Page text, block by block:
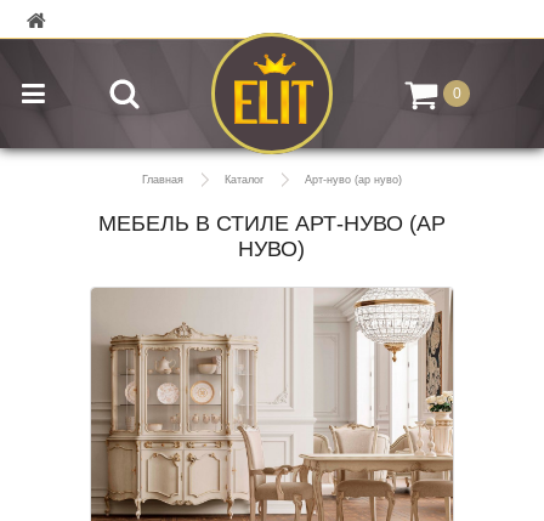
0
Главная Каталог Арт-нуво (ар нуво)
МЕБЕЛЬ В СТИЛЕ АРТ-НУВО (АР
НУВО)